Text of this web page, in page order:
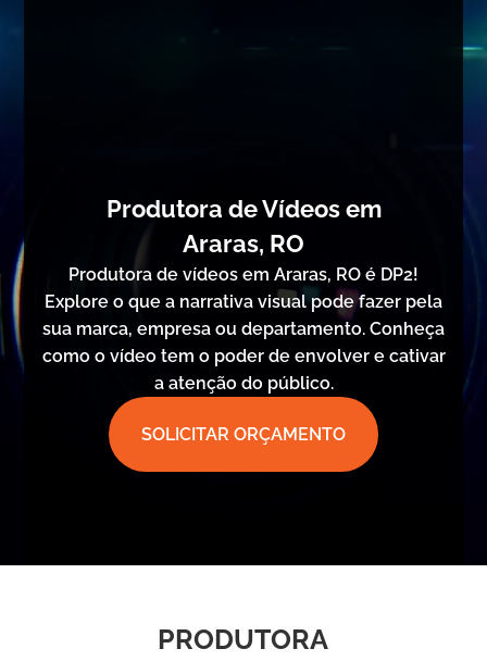
Produtora de Vídeos em
Araras, RO
Produtora de vídeos em Araras, RO é DP2!
Explore o que a narrativa visual pode fazer pela
sua marca, empresa ou departamento. Conheça
como o vídeo tem o poder de envolver e cativar
a atenção do público.
SOLICITAR ORÇAMENTO
PRODUTORA